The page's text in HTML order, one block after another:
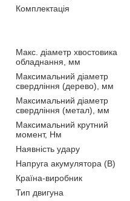
Комплектація
Макс. діаметр хвостовика
обладнання, мм
Максимальний діаметр
свердління (дерево), мм
Максимальний діаметр
свердління (метал), мм
Максимальний крутний
момент, Нм
Наявність удару
Напруга акумулятора (В)
Країна-виробник
Тип двигуна